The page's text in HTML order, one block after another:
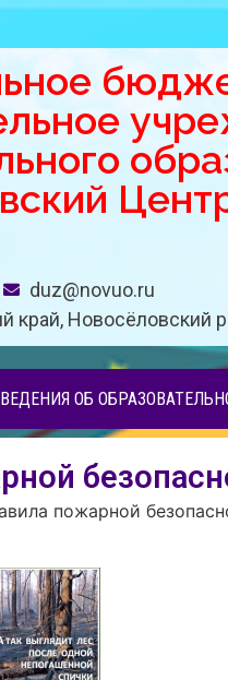
duz@novuo.ru
край, Новосёловский
ОБ
пожарной